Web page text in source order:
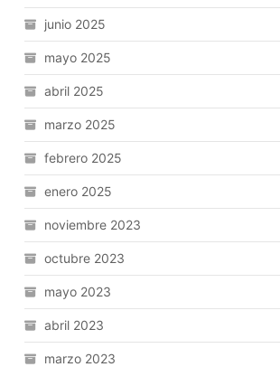
junio 2025
mayo 2025
abril 2025
marzo 2025
febrero 2025
enero 2025
noviembre 2023
octubre 2023
mayo 2023
abril 2023
marzo 2023